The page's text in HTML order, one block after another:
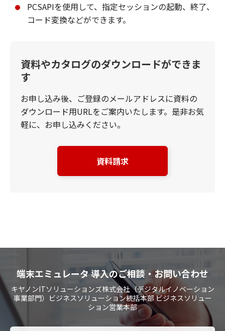
PCSAPIを使用して、指定セッションの起動、終了、
コード変換などができます。
資料やカタログのダウンロードができま
す
お申し込み後、ご登録のメールアドレスに資料の
ダウンロード用URLをご案内いたします。是非お気
軽に、お申し込みください。
資料請求
端末エミュレータ 導入のご相談・お問い合わせ
キヤノンITソリューションズ株式会社（デジタルイノベーション
事業部門）ビジネスソリューション統括本部 ビジネスソリュー
ション営業本部